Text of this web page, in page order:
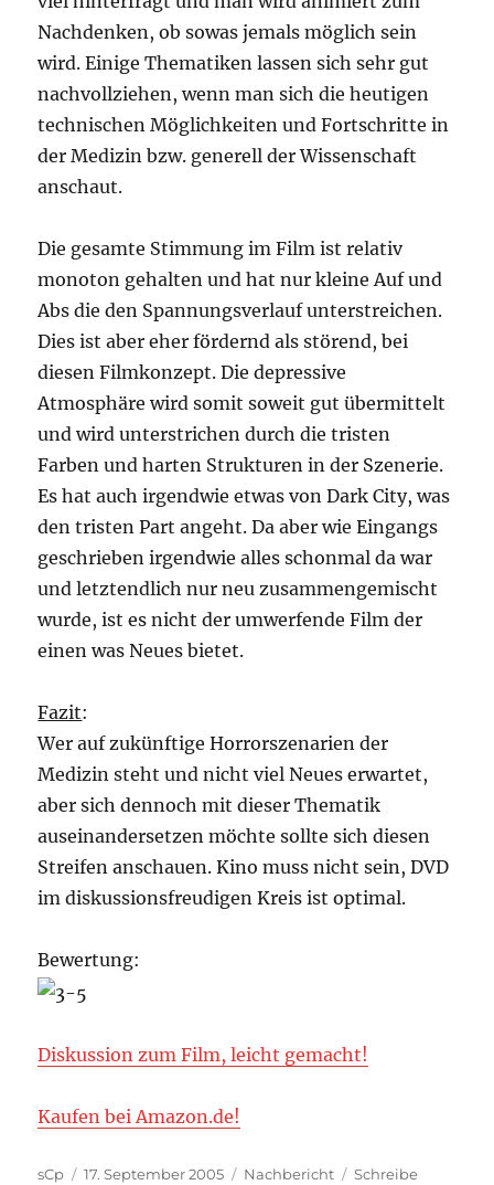
Nachdenken, ob sowas jemals möglich sein
wird. Einige Thematiken lassen sich sehr gut
nachvollziehen, wenn man sich die heutigen
technischen Möglichkeiten und Fortschritte in
der Medizin bzw. generell der Wissenschaft
anschaut.
Die gesamte Stimmung im Film ist relativ
monoton gehalten und hat nur kleine Auf und
Abs die den Spannungsverlauf unterstreichen.
Dies ist aber eher fördernd als störend, bei
diesen Filmkonzept. Die depressive
Atmosphäre wird somit soweit gut übermittelt
und wird unterstrichen durch die tristen
Farben und harten Strukturen in der Szenerie.
Es hat auch irgendwie etwas von Dark City, was
den tristen Part angeht. Da aber wie Eingangs
geschrieben irgendwie alles schonmal da war
und letztendlich nur neu zusammengemischt
wurde, ist es nicht der umwerfende Film der
einen was Neues bietet.
Fazit:
Wer auf zukünftige Horrorszenarien der
Medizin steht und nicht viel Neues erwartet,
aber sich dennoch mit dieser Thematik
auseinandersetzen möchte sollte sich diesen
Streifen anschauen. Kino muss nicht sein, DVD
im diskussionsfreudigen Kreis ist optimal.
Bewertung:
Diskussion zum Film, leicht gemacht!
Kaufen bei Amazon.de!
Autor
sCp
Veröffentlicht
17. September 2005 Kategorien
Nachbericht
Schreibe